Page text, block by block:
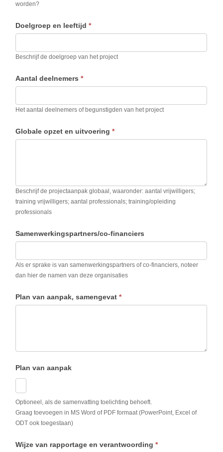
worden?
Doelgroep en leeftijd*
Beschrijf de doelgroep van het project
Aantal deelnemers*
Het aantal deelnemers of begunstigden van het project
Globale opzet en uitvoering*
Beschrijf de projectaanpak globaal, waaronder: aantal vrijwilligers;
training vrijwilligers; aantal professionals; training/opleiding
professionals
Samenwerkingspartners/co-financiers
Als er sprake is van samenwerkingspartners of co-financiers, noteer
dan hier de namen van deze organisaties
Plan van aanpak, samengevat*
Plan van aanpak
Optioneel, als de samenvatting toelichting behoeft.
Graag toevoegen in MS Word of PDF formaat (PowerPoint, Excel of
ODT ook toegestaan)
Wijze van rapportage en verantwoording*